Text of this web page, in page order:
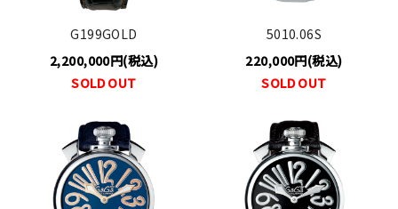
G199GOLD
2,200,000円(税込)
SOLD OUT
5010.06S
220,000円(税込)
SOLD OUT